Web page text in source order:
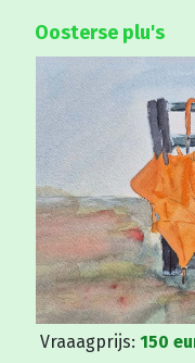
Oosterse plu's
Vraaagprijs: 150